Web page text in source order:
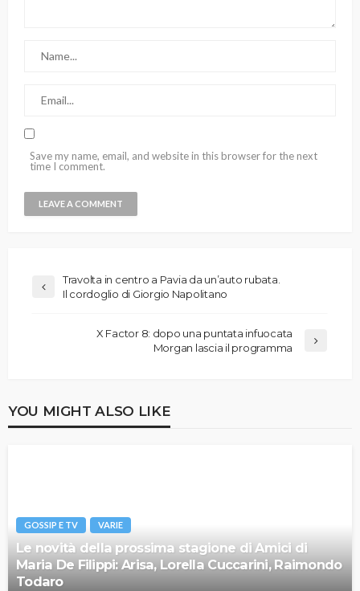
Save my name, email, and website in this browser for the next
time I comment.
Travolta in centro a Pavia da un’auto rubata.
Il cordoglio di Giorgio Napolitano
X Factor 8: dopo una puntata infuocata
Morgan lascia il programma
YOU MIGHT ALSO LIKE
GOSSIP E TV VARIE
Le novità della prossima stagione di Amici di
Maria De Filippi: Arisa, Lorella Cuccarini, Raimondo
Todaro